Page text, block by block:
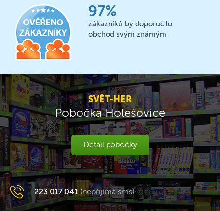
97%
zákazníků by doporučilo
obchod svým známým
SVĚT-HER
Pobočka Holešovice
Detail pobočky
223 017 041 (nepřijímá sms)